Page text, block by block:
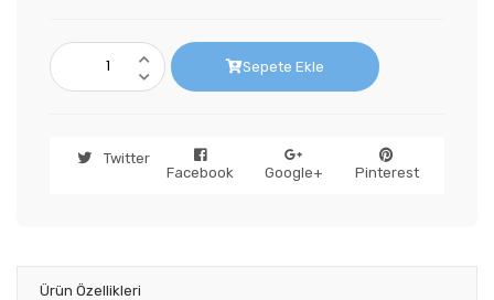
Sepete Ekle
Twitter
Facebook
Google+ Pinterest
Ürün Özellikleri